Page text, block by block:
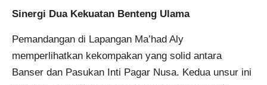
Sinergi Dua Kekuatan Benteng Ulama
Pemandangan di Lapangan Ma’had Aly
memperlihatkan kekompakan yang solid antara
Banser dan Pasukan Inti Pagar Nusa. Kedua unsur ini